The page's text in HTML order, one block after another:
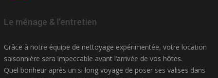
Le ménage & l’entretien
Grâce à notre équipe de nettoyage expérimentée, votre location
saisonnière sera impeccable avant l’arrivée de vos hôtes.
Quel bonheur après un si long voyage de poser ses valises dans